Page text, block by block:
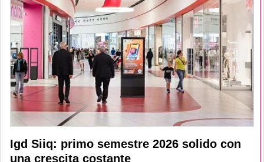
Igd Siiq: primo semestre 2026 solido con
una crescita costante